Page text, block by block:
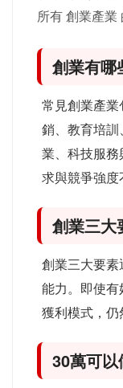
所有 創業產業
創業有哪
常見創業產
銷、教育培
業、科技服
求與競爭強度
創業三大
創業三大要
能力。即使
獲利模式，仍
30萬可以